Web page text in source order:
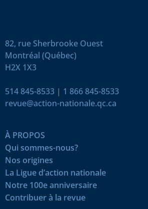
82, rue Sherbrooke Ouest
Montréal (Québec)
H2X 1X3
514 845-8533 | 1 866 845-8533
revue@action-nationale.qc.ca
À PROPOS
Qui sommes-nous?
Nos origines
La Ligue d’action nationale
Notre 100e anniversaire
Contribuer à la revue